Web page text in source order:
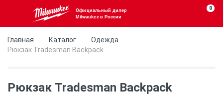
Официальный дилер
Milwaukee в России
0
Главная Каталог
Одежда
Рюкзак Tradesman Backpack
Рюкзак Tradesman Backpack